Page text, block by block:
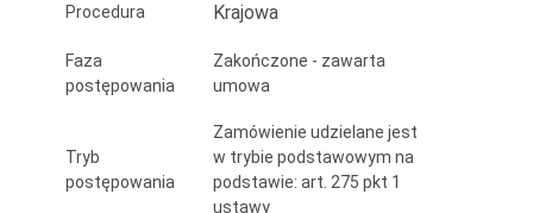
2025.
Procedura Krajowa
Faza
postępowania
Zakończone - zawarta
umowa
Tryb
postępowania
Zamówienie udzielane jest
w trybie podstawowym na
podstawie: art. 275 pkt 1
ustawy